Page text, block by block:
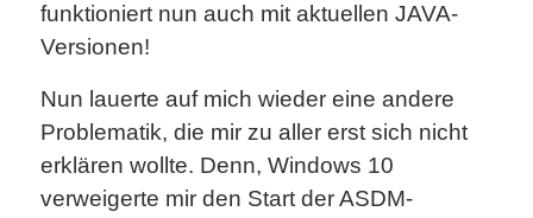
funktioniert nun auch mit aktuellen JAVA-
Versionen!
Nun lauerte auf mich wieder eine andere
Problematik, die mir zu aller erst sich nicht
erklären wollte. Denn, Windows 10
verweigerte mir den Start der ASDM-